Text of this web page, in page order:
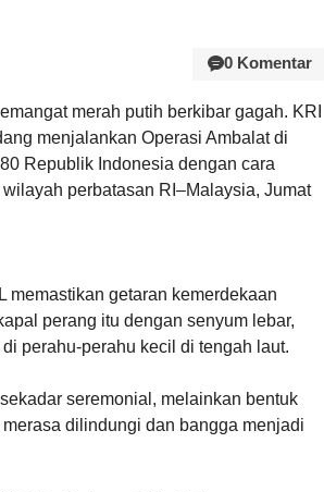
0 Komentar
merah putih berkibar gagah. KRI
menjalankan Operasi Ambalat di
Republik Indonesia dengan cara
perbatasan RI–Malaysia, Jumat
memastikan getaran kemerdekaan
perang itu dengan senyum lebar,
perahu-perahu kecil di tengah laut.
seremonial, melainkan bentuk
dilindungi dan bangga menjadi